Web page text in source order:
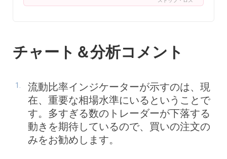
チャート＆分析コメント
流動比率インジケーターが示すのは、現
在、重要な相場水準にいるということで
す。多すぎる数のトレーダーが下落する
動きを期待しているので、買いの注文の
みをお勧めします。